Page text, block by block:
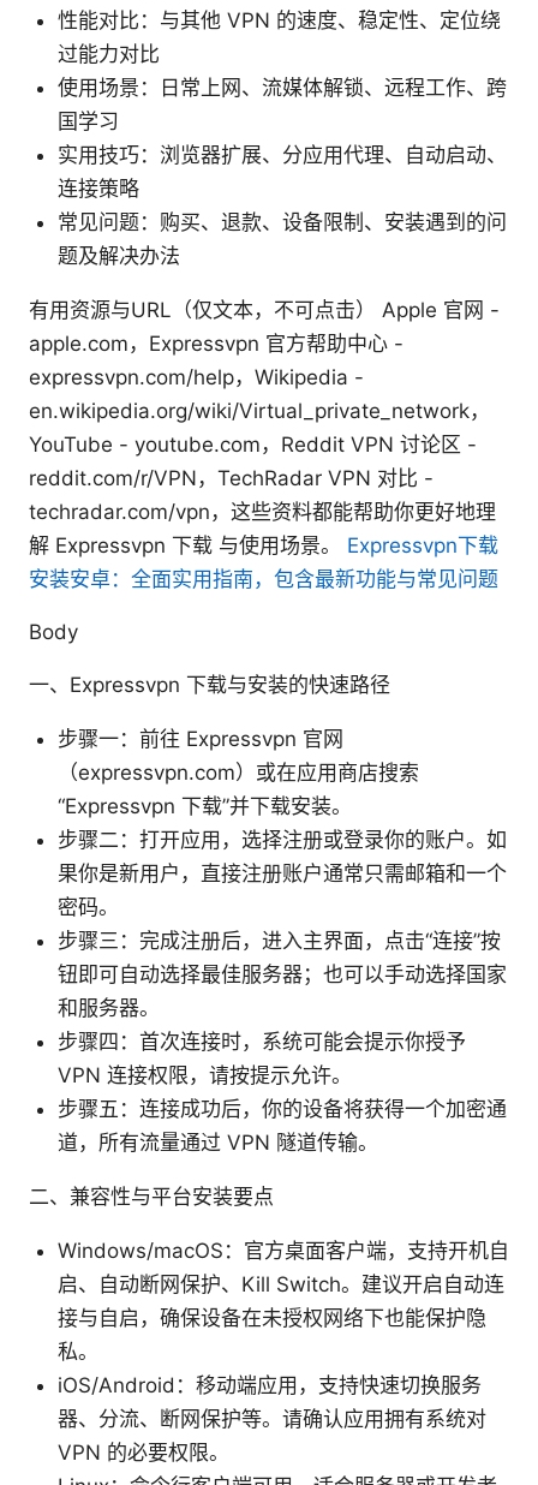
性能对比：与其他 VPN 的速度、稳定性、定位绕
过能力对比
使用场景：日常上网、流媒体解锁、远程工作、跨
国学习
实用技巧：浏览器扩展、分应用代理、自动启动、
连接策略
常见问题：购买、退款、设备限制、安装遇到的问
题及解决办法
有用资源与URL（仅文本，不可点击） Apple 官网 -
apple.com，Expressvpn 官方帮助中心 -
expressvpn.com/help，Wikipedia -
en.wikipedia.org/wiki/Virtual_private_network，
YouTube - youtube.com，Reddit VPN 讨论区 -
reddit.com/r/VPN，TechRadar VPN 对比 -
techradar.com/vpn，这些资料都能帮助你更好地理
解 Expressvpn 下载 与使用场景。 Expressvpn下载
安装安卓：全面实用指南，包含最新功能与常见问题
Body
一、Expressvpn 下载与安装的快速路径
步骤一：前往 Expressvpn 官网
（expressvpn.com）或在应用商店搜索
“Expressvpn 下载”并下载安装。
步骤二：打开应用，选择注册或登录你的账户。如
果你是新用户，直接注册账户通常只需邮箱和一个
密码。
步骤三：完成注册后，进入主界面，点击“连接”按
钮即可自动选择最佳服务器；也可以手动选择国家
和服务器。
步骤四：首次连接时，系统可能会提示你授予
VPN 连接权限，请按提示允许。
步骤五：连接成功后，你的设备将获得一个加密通
道，所有流量通过 VPN 隧道传输。
二、兼容性与平台安装要点
Windows/macOS：官方桌面客户端，支持开机自
启、自动断网保护、Kill Switch。建议开启自动连
接与自启，确保设备在未授权网络下也能保护隐
私。
iOS/Android：移动端应用，支持快速切换服务
器、分流、断网保护等。请确认应用拥有系统对
VPN 的必要权限。